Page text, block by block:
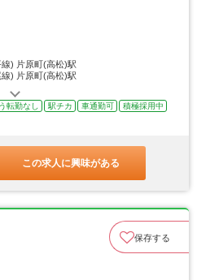
) 片原町(高松)駅
) 片原町(高松)駅
転勤なし 駅チカ 車通勤可
積極採用中
この求人に興味がある
保存する